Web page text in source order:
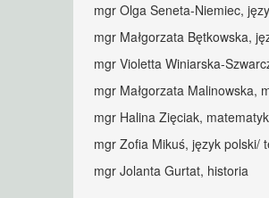
mgr Olga Seneta-Niemiec,
mgr Małgorzata Bętkowska,
mgr Violetta Winiarska-
mgr Małgorzata Malinowska,
mgr Halina Zięciak,
mgr Zofia Mikuś, język polski/
mgr Jolanta Gurtat, historia